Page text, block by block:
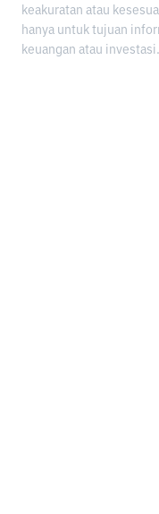
keakuratan atau
hanya untuk tujuan
keuangan atau investasi.